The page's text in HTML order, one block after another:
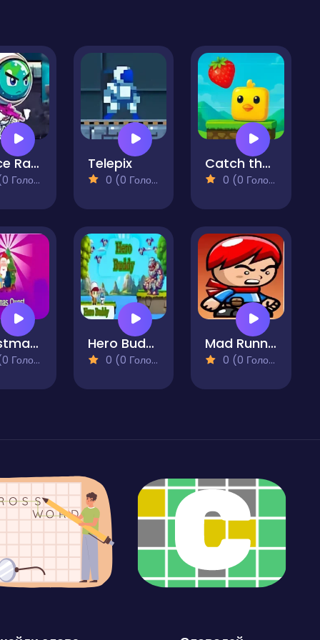
Space Rangers Telepix
0 (0 Голосів)
Catch the Berry
0 (0 Голосів)
Christmas Quest Hero Buddy
0 (0 Голосів)
Mad Runner Epic Escape
0 (0 Голосів)